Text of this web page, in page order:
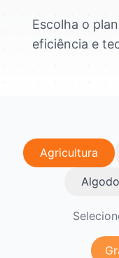
Escolha o
eficiência e
Agricultura